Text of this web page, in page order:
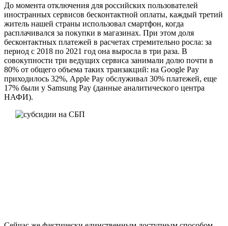
До момента отключения для российских пользователей
иностранных сервисов бесконтактной оплаты, каждый третий
житель нашей страны использовал смартфон, когда
расплачивался за покупки в магазинах. При этом доля
бесконтактных платежей в расчетах стремительно росла: за
период с 2018 по 2021 год она выросла в три раза. В
совокупности три ведущих сервиса занимали долю почти в
80% от общего объема таких транзакций: на Google Pay
приходилось 32%, Apple Pay обслуживал 30% платежей, еще
17% были у Samsung Pay (данные аналитического центра
НАФИ).